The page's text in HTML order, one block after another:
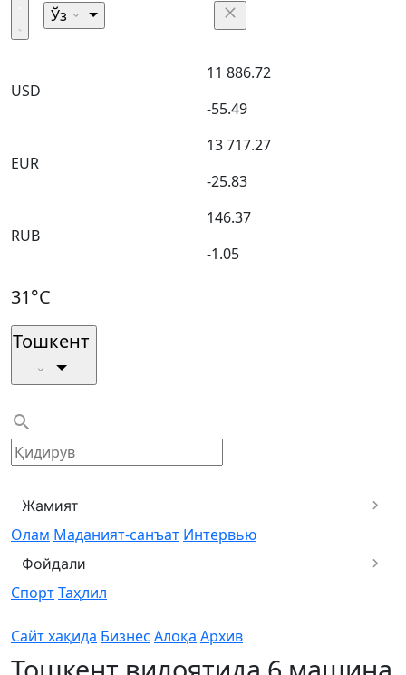
Ўз
USD
11 886.72
-55.49
EUR
13 717.27
-25.83
RUB
146.37
-1.05
31°C
Тошкент
Жамият
Олам Маданият-санъат Интервью
Фойдали
СпортТаҳлил
Сайт хақида Бизнес Алоқа Архив